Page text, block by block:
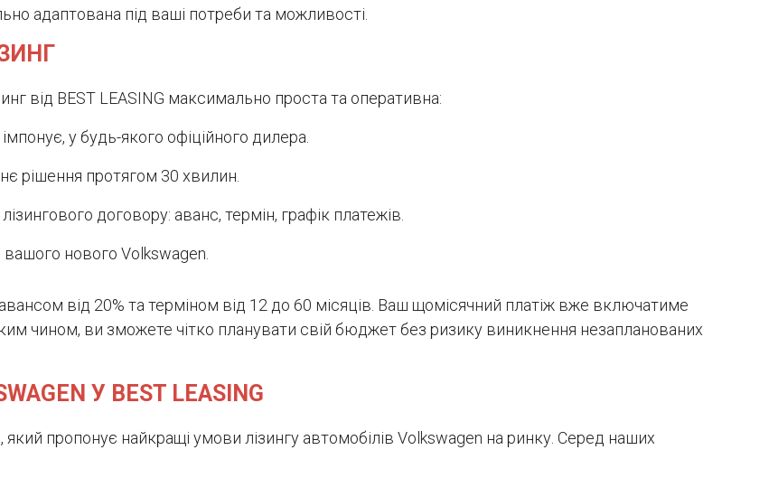
адаптована під ваші потреби та можливості.
від BEST LEASING максимально проста та оперативна:
у будь-якого офіційного дилера.
рішення протягом 30 хвилин.
договору: аванс, термін, графік платежів.
вашого нового Volkswagen.
від 20% та терміном від 12 до 60 місяців. Ваш щомісячний платіж вже включатиме
чином, ви зможете чітко планувати свій бюджет без ризику виникнення незапланованих
У BEST LEASING
пропонує найкращі умови лізингу автомобілів Volkswagen на ринку. Серед наших